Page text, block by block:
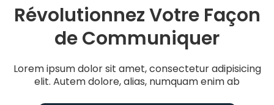
Révolutionnez Votre Façon
de Communiquer
Lorem ipsum dolor sit amet, consectetur adipisicing
elit. Autem dolore, alias, numquam enim ab